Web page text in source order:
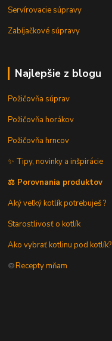
Servírovacie súpravy
Zabíjačkové súpravy
Najlepšie z blogu
Požičovňa súprav
Požičovňa horákov
Požičovňa hrncov
✨ Tipy, novinky a inšpirácie
⚖️ Porovnania produktov
Aký veľký kotlík potrebuješ ?
Starostlivosť o kotlík
Ako vybrať kotlinu pod kotlík?
🍲Recepty mňam